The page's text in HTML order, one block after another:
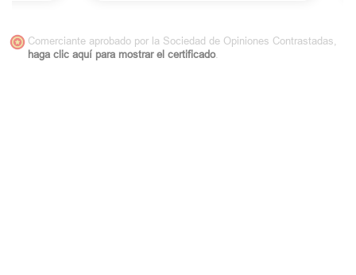
Comerciante aprobado por la Sociedad de Opiniones Contrastadas,
haga clic aquí para mostrar el certificado.